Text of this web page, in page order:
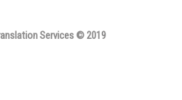
Services © 2019